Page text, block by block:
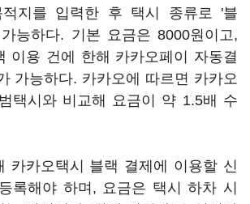
지를 입력한 후 택시 종류로 '블
능하다. 기본 요금은 8000원이고,
이용 건에 한해 카카오페이 자동결
가능하다. 카카오에 따르면 카카오
택시와 비교해 요금이 약 1.5배 수
카카오택시 블랙 결제에 이용할 신
록해야 하며, 요금은 택시 하차 시